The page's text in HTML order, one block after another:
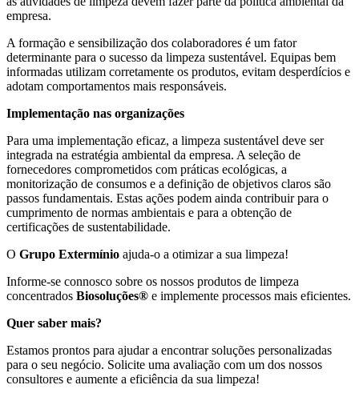
empresa.
A formação e sensibilização dos colaboradores é um fator
determinante para o sucesso da limpeza sustentável. Equipas bem
informadas utilizam corretamente os produtos, evitam desperdícios e
adotam comportamentos mais responsáveis.
Implementação nas organizações
Para uma implementação eficaz, a limpeza sustentável deve ser
integrada na estratégia ambiental da empresa. A seleção de
fornecedores comprometidos com práticas ecológicas, a
monitorização de consumos e a definição de objetivos claros são
passos fundamentais. Estas ações podem ainda contribuir para o
cumprimento de normas ambientais e para a obtenção de
certificações de sustentabilidade.
O Grupo Extermínio ajuda-o a otimizar a sua limpeza!
Informe-se connosco sobre os nossos produtos de limpeza
concentrados Biosoluções® e implemente processos mais eficientes.
Quer saber mais?
Estamos prontos para ajudar a encontrar soluções personalizadas
para o seu negócio. Solicite uma avaliação com um dos nossos
consultores e aumente a eficiência da sua limpeza!